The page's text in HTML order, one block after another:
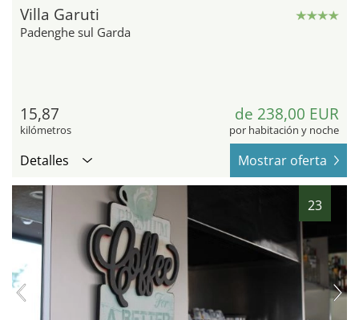
Villa Garuti
Padenghe sul Garda
15,87
kilómetros
de 238,00 EUR
por habitación y noche
Detalles Mostrar oferta
23